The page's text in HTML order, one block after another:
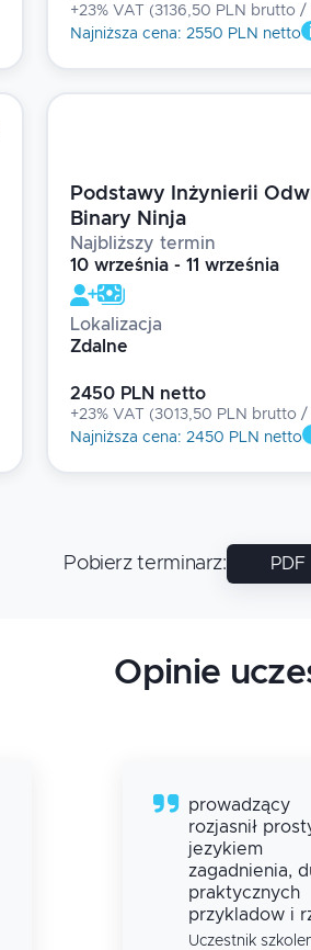
+23% VAT (3136,50 PLN brutto /
Najniższa cena: 2550 PLN netto
Podstawy Inżynierii
Binary Ninja
Najbliższy termin
10 września - 11 września
Lokalizacja
Zdalne
2450 PLN netto
+23% VAT (3013,50 PLN brutto /
Najniższa cena: 2450 PLN netto
Pobierz terminarz: PDF
Opinie
prowadzący
rozjasnił
jezykiem
zagadnienia,
praktycznych
przykladow i
Uczestnik